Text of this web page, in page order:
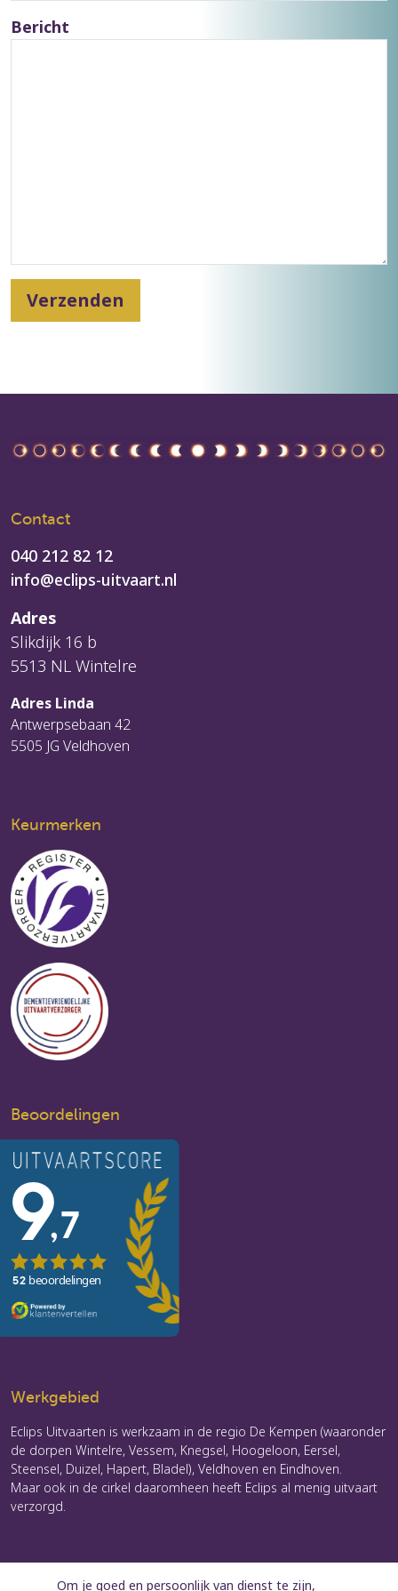
Bericht
Verzenden
Contact
040 212 82 12
info@eclips-uitvaart.nl
Adres
Slikdijk 16 b
5513 NL Wintelre
Adres Linda
Antwerpsebaan 42
5505 JG Veldhoven
Keurmerken
Beoordelingen
Werkgebied
Eclips Uitvaarten is werkzaam in de regio De Kempen (waaronder
de dorpen Wintelre, Vessem, Knegsel, Hoogeloon, Eersel,
Steensel, Duizel, Hapert, Bladel), Veldhoven en Eindhoven.
Maar ook in de cirkel daaromheen heeft Eclips al menig uitvaart
verzorgd.
Om je goed en persoonlijk van dienst te zijn,